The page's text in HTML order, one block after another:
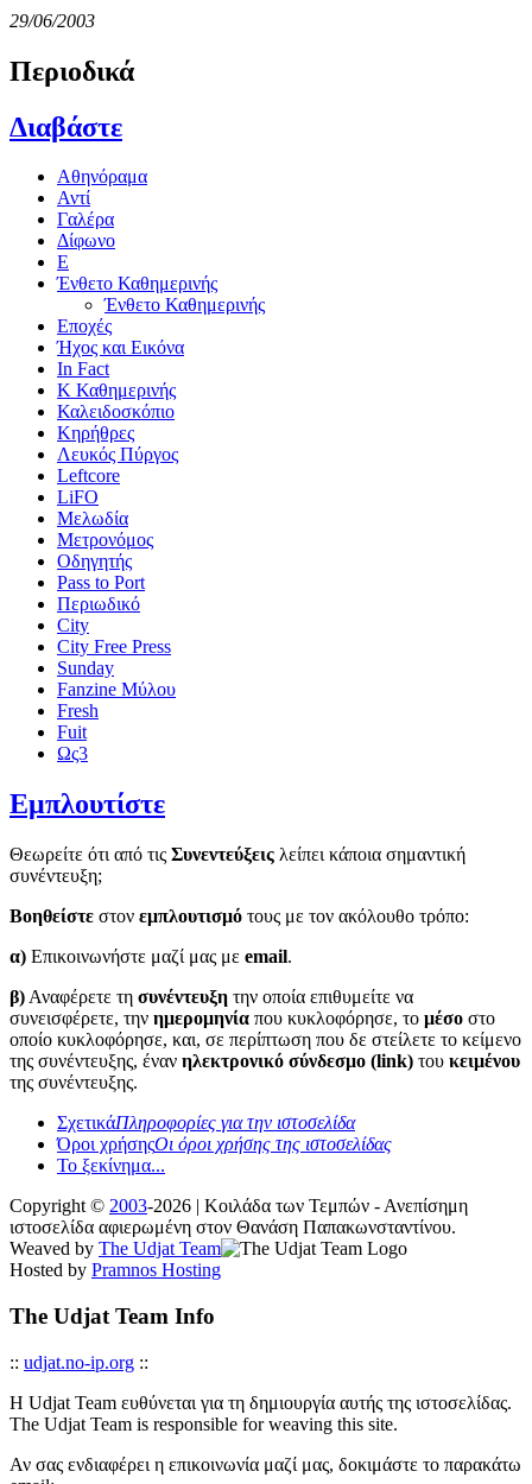
29/06/2003
Περιοδικά
Διαβάστε
Αθηνόραμα
Αντί
Γαλέρα
Δίφωνο
Ε
Ένθετο Καθημερινής
Ένθετο Καθημερινής
Εποχές
Ήχος και Εικόνα
In Fact
Κ Καθημερινής
Καλειδοσκόπιο
Κηρήθρες
Λευκός Πύργος
Leftcore
LiFO
Μελωδία
Μετρονόμος
Οδηγητής
Pass to Port
Περιωδικό
City
City Free Press
Sunday
Fanzine Μύλου
Fresh
Fuit
Ως3
Εμπλουτίστε
Θεωρείτε ότι από τις Συνεντεύξεις λείπει κάποια σημαντική
συνέντευξη;
Βοηθείστε στον εμπλουτισμό τους με τον ακόλουθο τρόπο:
α) Επικοινωνήστε μαζί μας με email.
β) Αναφέρετε τη συνέντευξη την οποία επιθυμείτε να
συνεισφέρετε, την ημερομηνία που κυκλοφόρησε, το μέσο στο
οποίο κυκλοφόρησε, και, σε περίπτωση που δε στείλετε το κείμενο
της συνέντευξης, έναν ηλεκτρονικό σύνδεσμο (link) του κειμένου
της συνέντευξης.
ΣχετικάΠληροφορίες για την ιστοσελίδα
Όροι χρήσηςΟι όροι χρήσης της ιστοσελίδας
Το ξεκίνημα...
Copyright © 2003-2026 | Κοιλάδα των Τεμπών - Ανεπίσημη
ιστοσελίδα αφιερωμένη στον Θανάση Παπακωνσταντίνου.
Weaved by The Udjat Team
Hosted by Pramnos Hosting
The Udjat Team Info
:: udjat.no-ip.org ::
Η Udjat Team ευθύνεται για τη δημιουργία αυτής της ιστοσελίδας.
The Udjat Team is responsible for weaving this site.
Αν σας ενδιαφέρει η επικοινωνία μαζί μας, δοκιμάστε το παρακάτω